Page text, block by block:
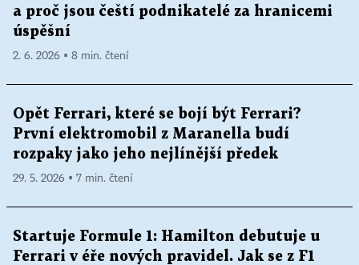
a proč jsou čeští podnikatelé za hranicemi
úspěšní
2. 6. 2026 ▪ 8 min. čtení
Opět Ferrari, které se bojí být Ferrari?
První elektromobil z Maranella budí
rozpaky jako jeho nejlínější předek
29. 5. 2026 ▪ 7 min. čtení
Startuje Formule 1: Hamilton debutuje u
Ferrari v éře nových pravidel. Jak se z F1